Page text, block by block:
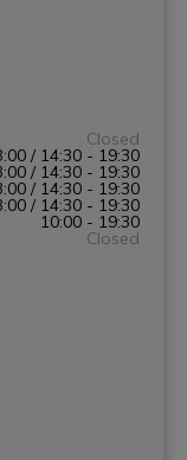
Closed
/ 14:30 - 19:30
/ 14:30 - 19:30
/ 14:30 - 19:30
/ 14:30 - 19:30
10:00 - 19:30
Closed